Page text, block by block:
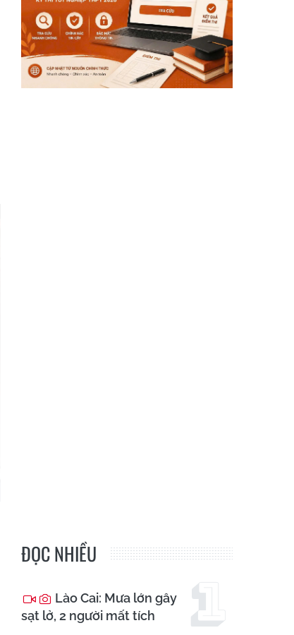
ĐỌC NHIỀU
Lào Cai: Mưa lớn gây
sạt lở, 2 người mất tích